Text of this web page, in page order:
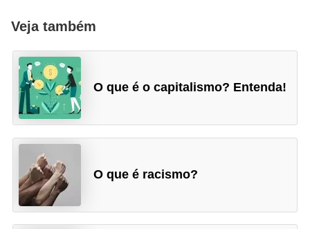
Veja também
O que é o capitalismo? Entenda!
O que é racismo?